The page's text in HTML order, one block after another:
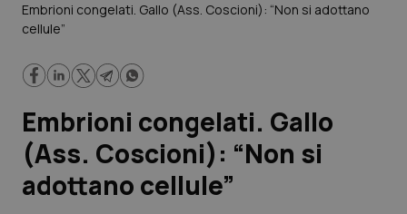
Governo e Parlamento
Regioni e Asl
Lavoro e Professioni
Scienza e Farmaci
Studi e Analisi
Embrioni congelati. Gallo (Ass. Coscioni): “Non si adottano
cellule”
Embrioni congelati. Gallo
(Ass. Coscioni): “Non si
adottano cellule”